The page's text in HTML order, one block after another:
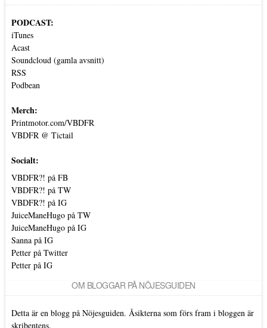
PODCAST:
iTunes
Acast
Soundcloud (gamla avsnitt)
RSS
Podbean
Merch:
Printmotor.com/VBDFR
VBDFR @ Tictail
Socialt:
VBDFR?! på FB
VBDFR?! på TW
VBDFR?! på IG
JuiceManeHugo på TW
JuiceManeHugo på IG
Sanna på IG
Petter på Twitter
Petter på IG
OM BLOGGAR PÅ NÖJESGUIDEN
Detta är en blogg på Nöjesguiden. Åsikterna som förs fram i bloggen är
skribentens.